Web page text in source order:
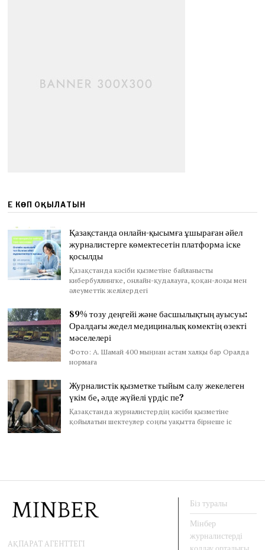
ЕҢ КӨП ОҚЫЛАТЫН
Қазақстанда онлайн-қысымға ұшыраған әйел
журналистерге көмектесетін платформа іске
қосылды
Қазақстанда кәсіби қызметіне байланысты
кибербуллингке, онлайн-қудалауға, қоқан-лоқы мен
әлеуметтік желілердегі
89% тозу деңгейі және басшылықтың ауысуы:
Оралдағы жедел медициналық көмектің өзекті
мәселелері
Фото: А. Шамай 400 мыңнан астам халқы бар Оралда
нормаға
Журналистік қызметке тыйым салу жекелеген
үкім бе, әлде жүйелі үрдіс пе?
Қазақстанда журналистердің кәсіби қызметіне
қойылатын шектеулер соңғы уақытта бірнеше іс
АҚПАРАТ АГЕНТТЕГІ
Біз туралы
Мінбер
журналистерді